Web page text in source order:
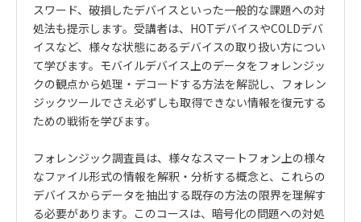
スワード、破損したデバイスといった一般的な課題への対
処法も提示します。受講者は、 HOTデバイスやCOLDデバ
イスなど、様々な状態にあるデバイスの取り扱い方につい
て学びます。モバイルデバイス上のデータをフォレンジッ
クの観点から処理・デコードする方法を解説し、フォレン
ジックツールでさえ必ずしも取得できない情報を復元する
ための戦術を学びます。
フォレンジック調査員は、様々なスマートフォン上の様々
なファイル形式の情報を解釈・分析する概念と、これらの
デバイスからデータを抽出する既存の方法の限界を理解す
る必要があります。このコースは、暗号化の問題への対処